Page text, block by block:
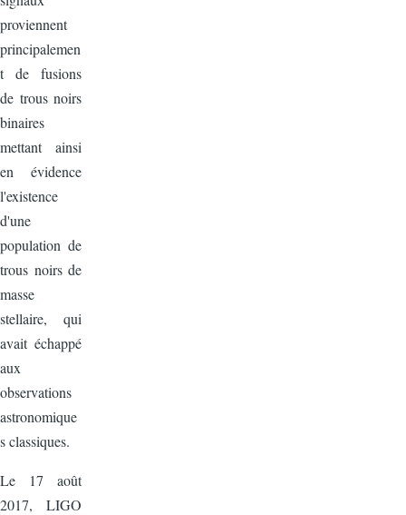
proviennent
principalemen
t de fusions
de trous noirs
binaires
mettant ainsi
en évidence
l'existence
d'une
population de
trous noirs de
masse
stellaire, qui
avait échappé
aux
observations
astronomique
s classiques.
Le 17 août
2017, LIGO